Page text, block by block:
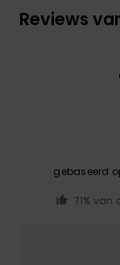
Reviews
gebaseerd
71%